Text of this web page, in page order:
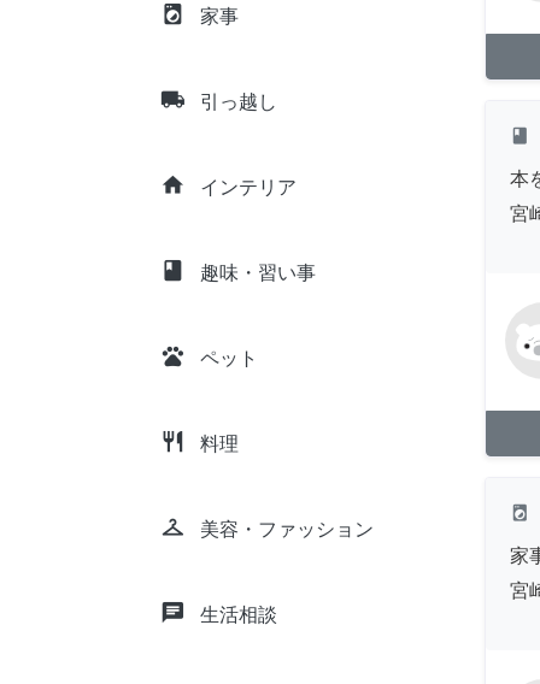
local_laundry_service 家事
local_shipping 引っ越し
home インテリア
class 趣味・習い事
pets ペット
restaurant 料理
checkroom 美容・ファッション
chat 生活相談
class
本
宮
local_laundry_service
家
宮